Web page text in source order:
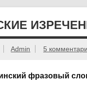
Admin 5
фразовый